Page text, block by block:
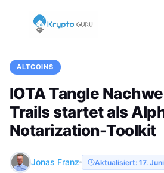
ALTCOINS
IOTA Tangle
Trails startet als
Notarization-Toolkit
Jonas Franz Aktualisiert: 17.